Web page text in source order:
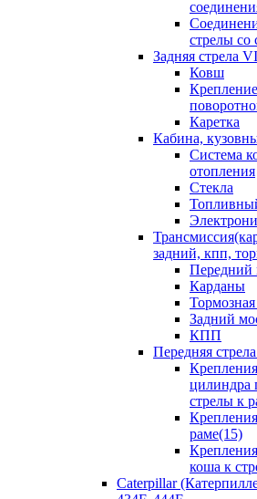
стрелы со
Задняя стрела
Ковш
Каретка
Кабина,
Система
отопления
Стекла
задний, кпп,
Передний
Карданы
Задний
КПП
Передняя
цилиндра
стрелы к
раме(15)
коша к
Caterpillar